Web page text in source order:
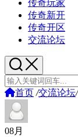
传奇玩家
传奇新开
传奇开区
交流论坛
首页 /交流论坛/
08月